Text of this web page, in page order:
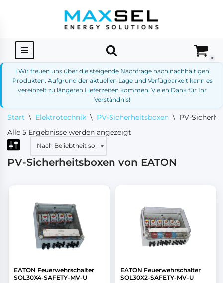
springen
0
ℹ️ Wir freuen uns über die steigende Nachfrage nach nachhaltigen
Produkten. Aufgrund der aktuellen Lage und Verfügbarkeit kann es
vereinzelt zu längeren Lieferzeiten kommen. Vielen Dank für Ihr
Verständnis!
Start \ Elektrotechnik \ PV-Sicherheitsboxen \ PV-
Alle 5 Ergebnisse werden angezeigt
PV-Sicherheitsboxen von EATON
EATON Feuerwehrschalter
SOL30X4-SAFETY-MV-U
EATON Feuerwehrschalter
SOL30X2-SAFETY-MV-U